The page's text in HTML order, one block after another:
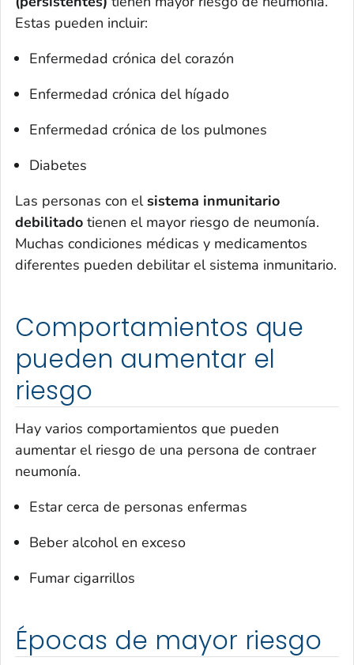
Estas pueden incluir:
Enfermedad crónica del corazón
Enfermedad crónica del hígado
Enfermedad crónica de los pulmones
Diabetes
Las personas con elsistema inmunitario
debilitado tienen el mayor riesgo de neumonía.
Muchas condiciones médicas y medicamentos
diferentes pueden debilitar el sistema inmunitario.
Comportamientos que
pueden aumentar el
riesgo
Hay varios comportamientos que pueden
aumentar el riesgo de una persona de contraer
neumonía.
Estar cerca de personas enfermas
Beber alcohol en exceso
Fumar cigarrillos
Épocas de mayor riesgo